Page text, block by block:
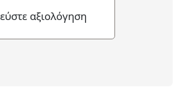
αξιολόγηση